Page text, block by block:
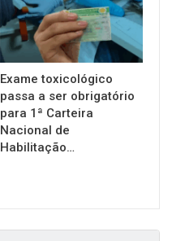
Exame toxicológico
passa a ser obrigatório
para 1ª Carteira
Nacional de
Habilitação…